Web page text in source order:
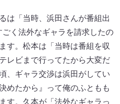
は「当時、浜田さんが番組出
く法外なギャラを請求したの
す。松本は「当時は番組を収
レビまで行ってたから大変だ
、ギャラ交渉は浜田がしてい
めたから』って俺のふともも
す。久本が「法外なギャラっ